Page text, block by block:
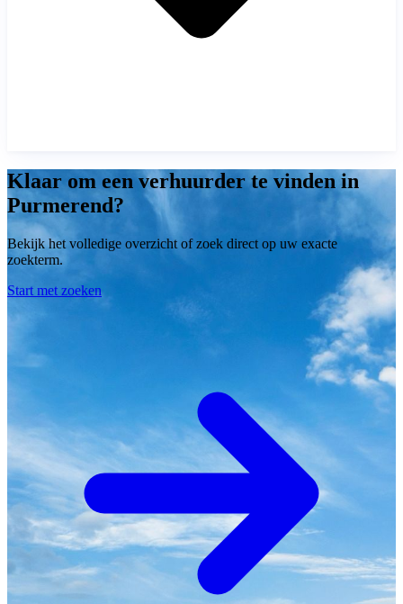
Klaar om een verhuurder te vinden in
Purmerend?
Bekijk het volledige overzicht of zoek direct op uw exacte
zoekterm.
Start met zoeken